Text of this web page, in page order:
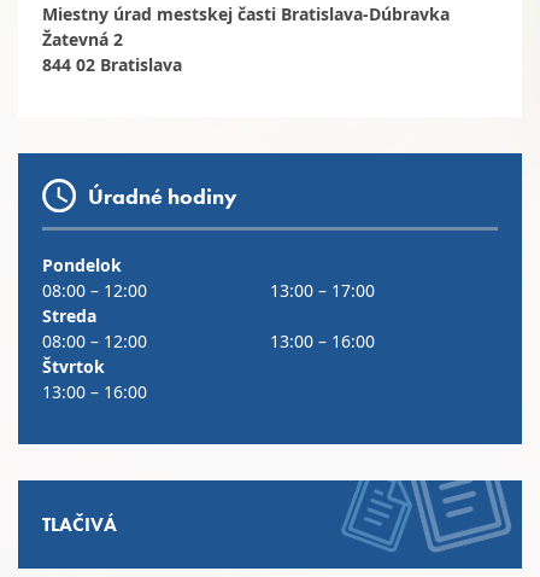
Miestny úrad mestskej časti Bratislava-Dúbravka
Žatevná 2
844 02 Bratislava
Úradné hodiny
Pondelok
08:00 – 12:00
13:00 – 17:00
Streda
08:00 – 12:00
13:00 – 16:00
Štvrtok
13:00 – 16:00
TLAČIVÁ